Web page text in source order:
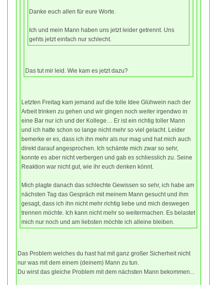
Danke euch allen für eure Worte.
Ich und mein Mann haben uns jetzt leider getrennt. Uns
gehts jetzt einfach nur schlecht.
Das tut mir leid. Wie kam es jetzt dazu?
Letzten Freitag kam jemand auf die tolle Idee Glühwein nach der
Arbeit trinken zu gehen und wir gingen noch weiter irgendwo in
eine Bar nur ich und der Kollege… Er ist ein richtig toller Mann
und ich hatte schon so lange nicht mehr so viel gelacht. Leider
bemerke er es, dass ich ihn mehr als nur mag und hat mich auch
direkt darauf angesprochen. Ich schämte mich zwar so sehr,
konnte es aber nicht verbergen und gab es schliesslich zu. Seine
Reaktion war nicht gut, wie ihr euch denken könnt.
Mich plagte danach das schlechte Gewissen so sehr, ich habe am
nächsten Tag das Gespräch mit meinem Mann gesucht und ihm
gesagt, dass ich ihn nicht mehr richtig liebe und mich deswegen
trennen möchte. Ich kann nicht mehr so weitermachen. Es belastet
mich nur noch und am liebsten möchte ich alleine bleiben.
Das Problem welches du hast hat mit ganz großer Sicherheit nicht
nur was mit dem einem (deinem) Mann zu tun.
Du wirst das gleiche Problem mit dem nächsten Mann bekommen...